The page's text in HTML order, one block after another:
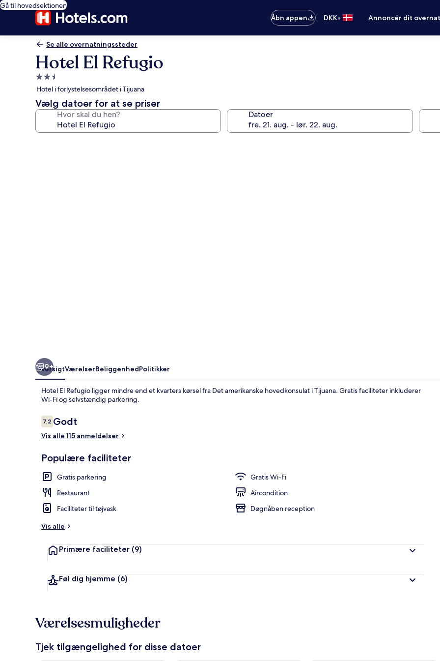
Gå til hovedsektionen
Åbn appen
DKK• Annoncér dit
Se alle overnatningssteder
Hotel El Refugio
2.5-
stjernet
overnatningssted
Hotel i forlystelsesområdet i Tijuana
Vælg datoer for at se priser
Hvor skal du hen? Datoer
Classic-
9+
OversigtVærelserBeliggenhedPolitikker
Hotel El Refugio ligger mindre end et kvarters kørsel fra Det amerikanske hovedkonsulat i Tijuana. Gratis faciliteter inkluderer
Wi-Fi og selvstændig parkering.
Anmeldelser
7,27,2 ud af 10.
Godt
Vis alle 115 anmeldelser
Populære faciliteter
Gratis parkering
Gratis Wi-Fi
Restaurant
Aircondition
Faciliteter til tøjvask
Døgnåben reception
Vis alle
Primære faciliteter (9)
Føl dig hjemme (6)
Værelsesmuligheder
Tjek tilgængelighed for disse datoer